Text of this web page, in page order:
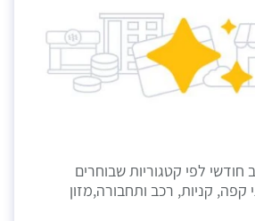
חודשי לפי קטגוריות שבוחרים
קפה, קניות, רכב ותחבורה,מזון